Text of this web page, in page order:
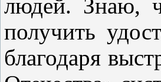
людей. Знаю,
получить
благодаря